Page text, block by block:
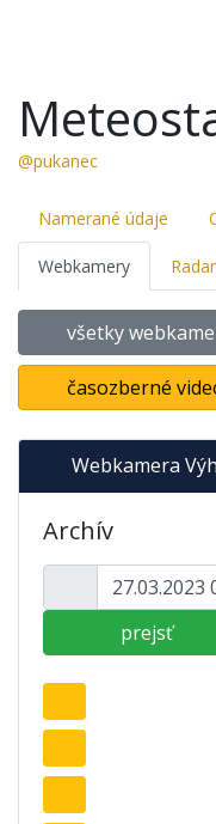
@pukanec
Namerané údaje
Webkamery
všetky
časozberné
Webkamera
Archív
prejsť